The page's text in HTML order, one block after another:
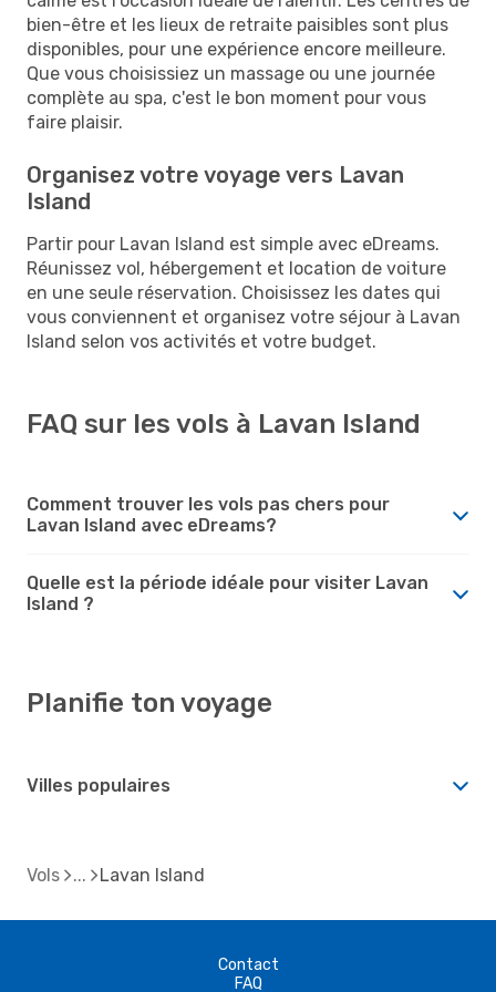
bien-être et les lieux de retraite paisibles sont plus
disponibles, pour une expérience encore meilleure.
Que vous choisissiez un massage ou une journée
complète au spa, c'est le bon moment pour vous
faire plaisir.
Organisez votre voyage vers Lavan
Island
Partir pour Lavan Island est simple avec eDreams.
Réunissez vol, hébergement et location de voiture
en une seule réservation. Choisissez les dates qui
vous conviennent et organisez votre séjour à Lavan
Island selon vos activités et votre budget.
FAQ sur les vols à Lavan Island
Comment trouver les vols pas chers pour
Lavan Island avec eDreams?
Quelle est la période idéale pour visiter Lavan
Island ?
Planifie ton voyage
Villes populaires
Vols Lavan Island
Contact
FAQ